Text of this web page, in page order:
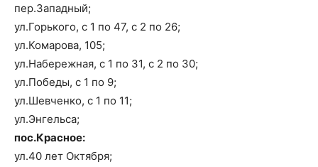
пер.Западный;
ул.Горького, с 1 по 47, с 2 по 26;
ул.Комарова, 105;
ул.Набережная, с 1 по 31, с 2 по 30;
ул.Победы, с 1 по 9;
ул.Шевченко, с 1 по 11;
ул.Энгельса;
пос.Красное:
ул.40 лет Октября;